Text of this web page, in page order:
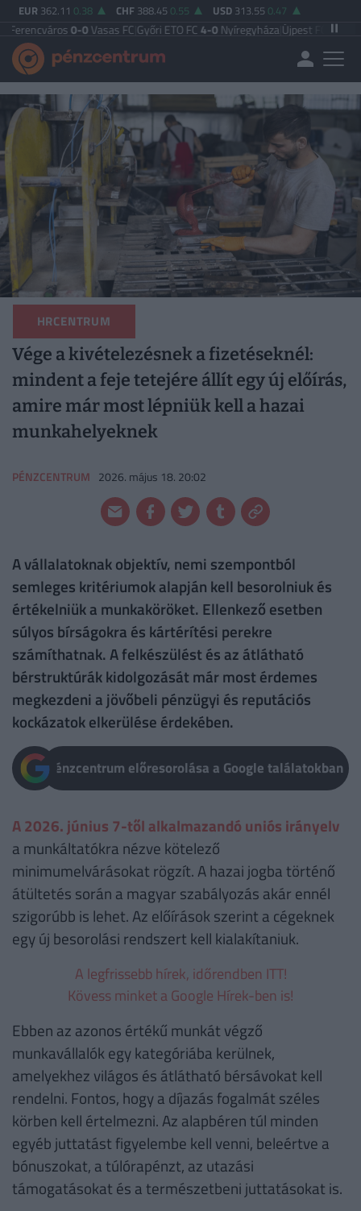
EUR 362.11 0.38 CHF 388.45 0.55 USD 313.55 0.47
0-0Vasas FC|Győri ETO FC4-0 Nyíregyháza|Újpest FC4-2Debreceni
HRCENTRUM
Vége a kivételezésnek a fizetéseknél:
mindent a feje tetejére állít egy új előírás,
amire már most lépniük kell a hazai
munkahelyeknek
PÉNZCENTRUM 2026. május 18. 20:02
A vállalatoknak objektív, nemi szempontból
semleges kritériumok alapján kell besorolniuk és
értékelniük a munkaköröket. Ellenkező esetben
súlyos bírságokra és kártérítési perekre
számíthatnak. A felkészülést és az átlátható
bérstruktúrák kidolgozását már most érdemes
megkezdeni a jövőbeli pénzügyi és reputációs
kockázatok elkerülése érdekében.
Pénzcentrum előresorolása a Google találatokban
A 2026. június 7-től alkalmazandó uniós irányelv
a munkáltatókra nézve kötelező
minimumelvárásokat rögzít. A hazai jogba történő
átültetés során a magyar szabályozás akár ennél
szigorúbb is lehet. Az előírások szerint a cégeknek
egy új besorolási rendszert kell kialakítaniuk.
A legfrissebb hírek, időrendben ITT!
Kövess minket a Google Hírek-ben is!
Ebben az azonos értékű munkát végző
munkavállalók egy kategóriába kerülnek,
amelyekhez világos és átlátható bérsávokat kell
rendelni. Fontos, hogy a díjazás fogalmát széles
körben kell értelmezni. Az alapbéren túl minden
egyéb juttatást figyelembe kell venni, beleértve a
bónuszokat, a túlórapénzt, az utazási
támogatásokat és a természetbeni juttatásokat is.